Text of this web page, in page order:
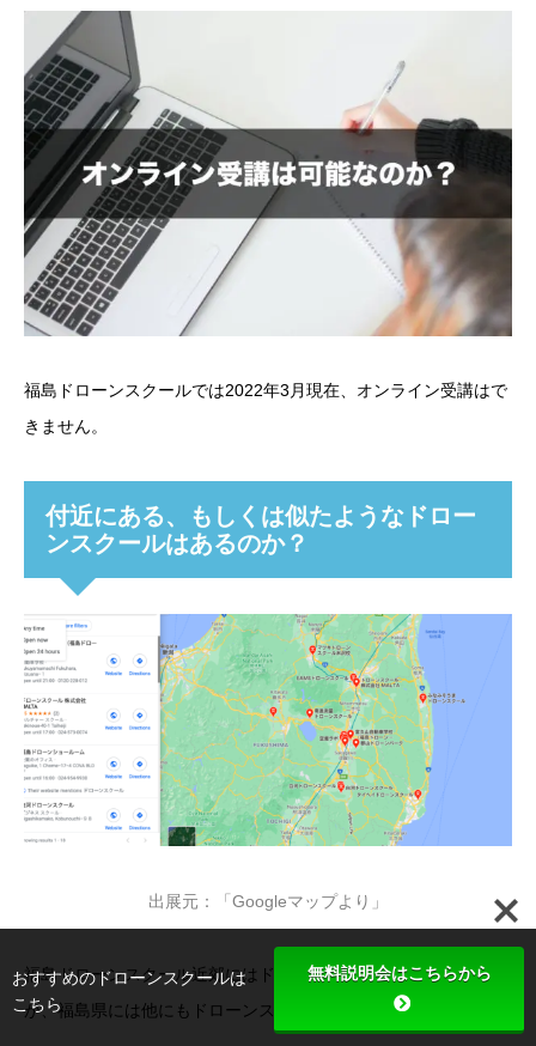
福島ドローンスクールでは2022年3月現在、オンライン受講はで
きません。
付近にある、もしくは似たようなドロー
ンスクールはあるのか？
出展元：「Googleマップより」
福島ドローンスクール近郊にはドローンスクールはありません
が、福島県には他にもドローンスクールはございます。
おすすめのドローンスクールは
こちら
無料説明会はこちらから